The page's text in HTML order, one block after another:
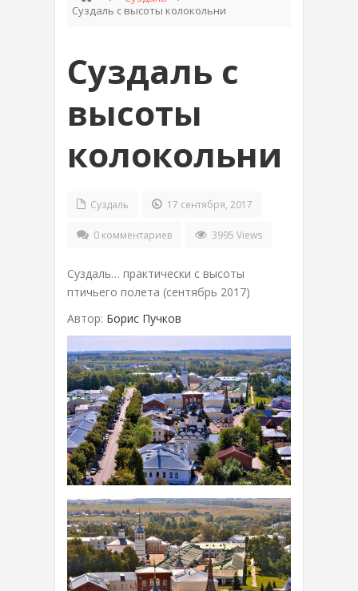
Суздаль с высоты колокольни
Суздаль с
высоты
колокольни
Суздаль 17 сентября, 2017
0 комментариев 3995 Views
Суздаль… практически с высоты
птичьего полета (сентябрь 2017)
Автор: Борис Пучков